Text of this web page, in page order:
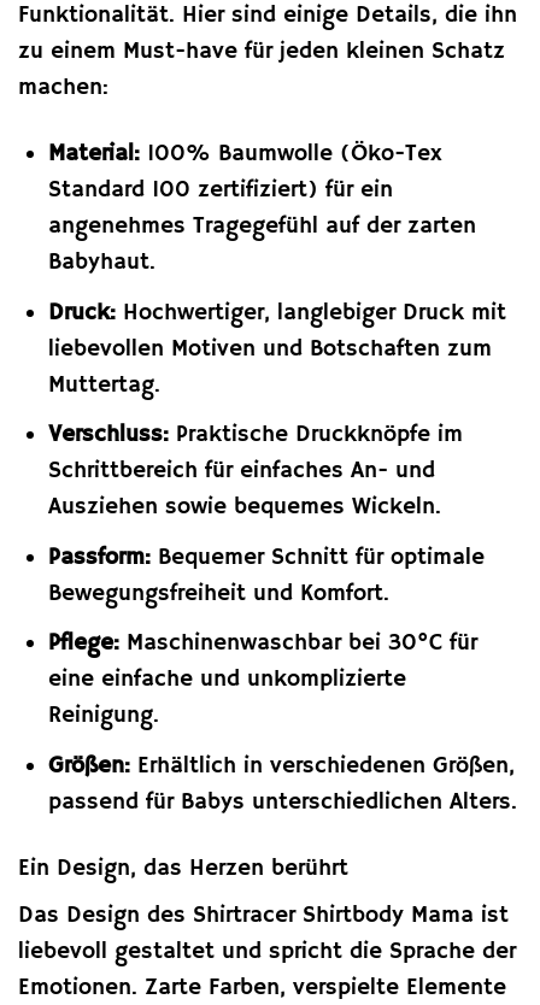
Funktionalität. Hier sind einige Details, die ihn
zu einem Must-have für jeden kleinen Schatz
machen:
Material:100% Baumwolle (Öko-Tex
Standard 100 zertifiziert) für ein
angenehmes Tragegefühl auf der zarten
Babyhaut.
Druck:Hochwertiger, langlebiger Druck mit
liebevollen Motiven und Botschaften zum
Muttertag.
Verschluss:Praktische Druckknöpfe im
Schrittbereich für einfaches An- und
Ausziehen sowie bequemes Wickeln.
Passform:Bequemer Schnitt für optimale
Bewegungsfreiheit und Komfort.
Pflege:Maschinenwaschbar bei 30°C für
eine einfache und unkomplizierte
Reinigung.
Größen:Erhältlich in verschiedenen Größen,
passend für Babys unterschiedlichen Alters.
Ein Design, das Herzen berührt
Das Design des Shirtracer Shirtbody Mama ist
liebevoll gestaltet und spricht die Sprache der
Emotionen. Zarte Farben, verspielte Elemente